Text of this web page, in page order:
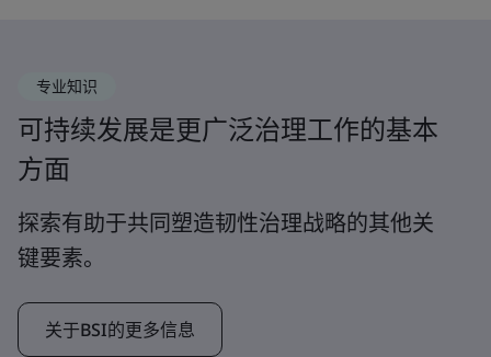
专业知识
可持续发展是更广泛治理工作的基本
方面
探索有助于共同塑造韧性治理战略的其他关
键要素。
关于BSI的更多信息